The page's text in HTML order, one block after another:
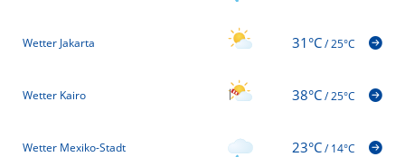
Wetter Jakarta 31°C/25°C
Wetter Kairo 38°C/25°C
Wetter Mexiko-Stadt 23°C/14°C